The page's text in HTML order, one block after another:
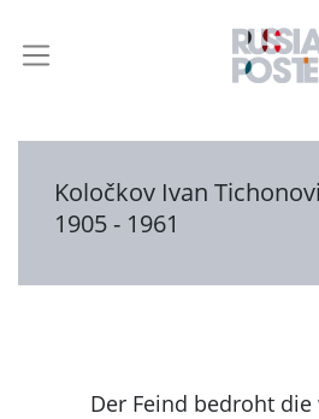
Koločkov Ivan
1905 - 1961
Der Feind bedroht